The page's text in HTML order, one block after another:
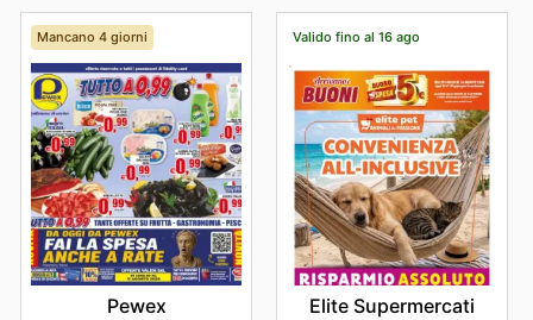
Mancano 4 giorni
Pewex
Valido fino al 16 ago
Elite Supermercati